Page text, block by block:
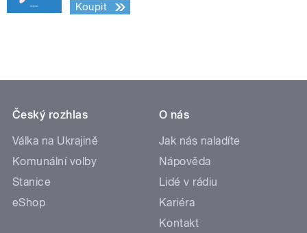
Koupit
Český rozhlas
Válka na Ukrajině
Komunální volby
Stanice
eShop
O nás
Jak nás naladíte
Nápověda
Lidé v rádiu
Kariéra
Kontakt